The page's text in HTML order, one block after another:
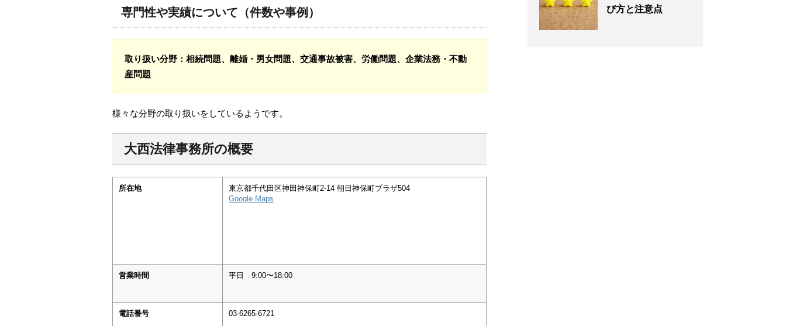
専門性や実績について（件数や事例）
取り扱い分野 ：相続問題、離婚・男女問題、交通事故被害、労働問題、企業法務・不動
産問題
様々な分野の取り扱いをしているようです。
大西法律事務所の概要
所在地
東京都千代田区神田神保町2-14 朝日神保町プラザ504
Google Maps
営業時間 平日 9:00〜18:00
電話番号 03-6265-6721
び方と注意点